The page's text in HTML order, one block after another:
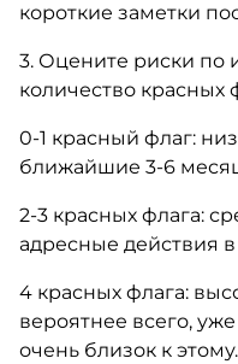
короткие заметки
3. Оцените риски по
количество красных
0-1 красный флаг:
ближайшие 3-6
2-3 красных флага:
адресные действия
4 красных флага:
вероятнее всего,
очень близок к этому.